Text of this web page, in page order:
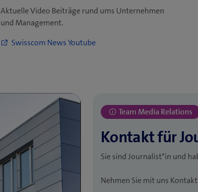
Aktuelle Video Beiträge rund ums Unternehmen
und Management.
Sie sind Journalist*in und
Nehmen Sie mit uns